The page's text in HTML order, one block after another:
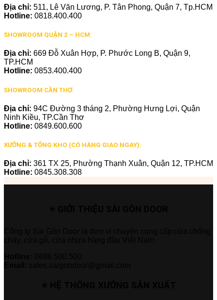
Địa chỉ: 511, Lê Văn Lương, P. Tân Phong, Quận 7, Tp.HCM
Hotline: 0818.400.400
SHOWROOM QUẬN 2 – HCM:
Địa chỉ: 669 Đỗ Xuân Hợp, P. Phước Long B, Quận 9,
TP.HCM
Hotline: 0853.400.400
SHOWROOM CẦN THƠ:
Địa chỉ: 94C Đường 3 tháng 2, Phường Hưng Lợi, Quận
Ninh Kiều, TP.Cần Thơ
Hotline: 0849.600.600
XƯỞNG & TỔNG KHO (CÓ HÀNG GIAO NGAY):
Địa chỉ: 361 TX 25, Phường Thạnh Xuân, Quận 12, TP.HCM
Hotline: 0845.308.308